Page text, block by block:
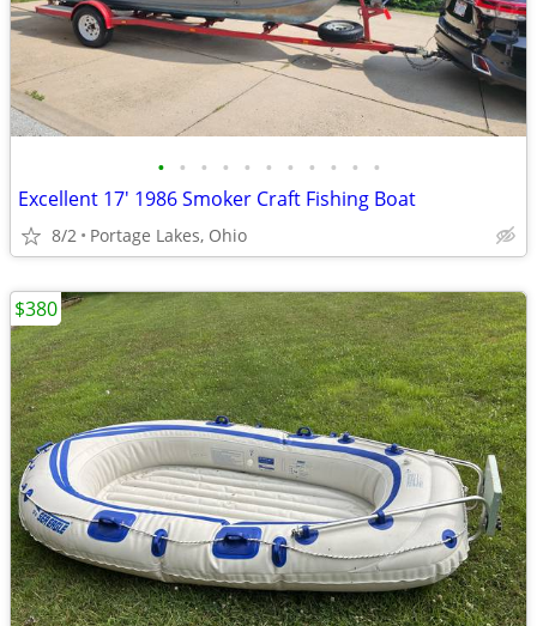
• • • • • • • • • • •
Excellent 17' 1986 Smoker Craft Fishing Boat
8/2 Portage Lakes, Ohio
$380